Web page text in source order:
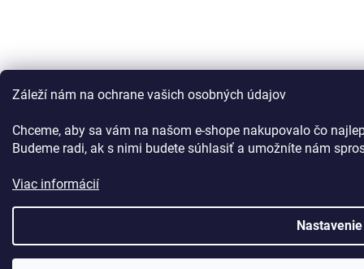
Záleží nám na ochrane vašich osobných údajov
Chceme, aby sa vám na našom e-shope nakupovalo čo
Budeme radi, ak s nimi budete súhlasiť a umožníte nám
Viac informácií
Nastavenie